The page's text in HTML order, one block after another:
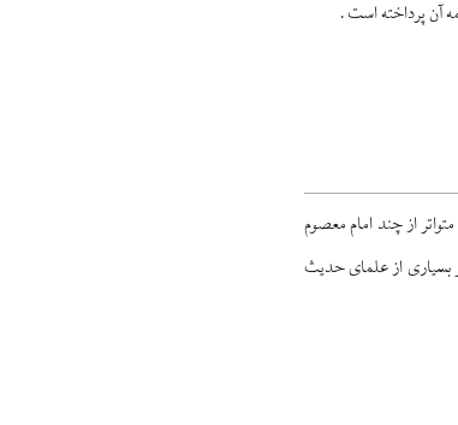
آن پرداخته است .
از چند امام معصوم
بسیاری از علمای حدیث